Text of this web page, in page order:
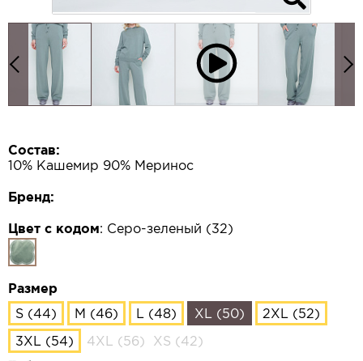
Состав:
10% Кашемир 90% Меринос
Бренд:
Цвет с кодом: Серо-зеленый (32)
Размер
S (44)
M (46) L (48) XL (50)
2XL (52)
3XL (54)
4XL (56)
XS (42)